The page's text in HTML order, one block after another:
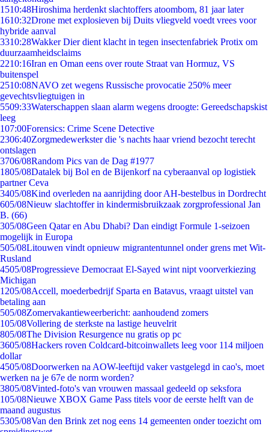
1510:48Hiroshima herdenkt slachtoffers atoombom, 81 jaar later
1610:32Drone met explosieven bij Duits vliegveld voedt vrees voor
hybride aanval
3310:28Wakker Dier dient klacht in tegen insectenfabriek Protix om
duurzaamheidsclaims
2210:16Iran en Oman eens over route Straat van Hormuz, VS
buitenspel
2510:08NAVO zet wegens Russische provocatie 250% meer
gevechtsvliegtuigen in
5509:33Waterschappen slaan alarm wegens droogte: Gereedschapskist
leeg
107:00Forensics: Crime Scene Detective
2306:40Zorgmedewerkster die 's nachts haar vriend bezocht terecht
ontslagen
3706/08Random Pics van de Dag #1977
1805/08Datalek bij Bol en de Bijenkorf na cyberaanval op logistiek
partner Ceva
3405/08Kind overleden na aanrijding door AH-bestelbus in Dordrecht
605/08Nieuw slachtoffer in kindermisbruikzaak zorgprofessional Jan
B. (66)
305/08Geen Qatar en Abu Dhabi? Dan eindigt Formule 1-seizoen
mogelijk in Europa
505/08Litouwen vindt opnieuw migrantentunnel onder grens met Wit-
Rusland
4505/08Progressieve Democraat El-Sayed wint nipt voorverkiezing
Michigan
1205/08Accell, moederbedrijf Sparta en Batavus, vraagt uitstel van
betaling aan
505/08Zomervakantieweerbericht: aanhoudend zomers
105/08Vollering de sterkste na lastige heuvelrit
805/08The Division Resurgence nu gratis op pc
3605/08Hackers roven Coldcard-bitcoinwallets leeg voor 114 miljoen
dollar
4505/08Doorwerken na AOW-leeftijd vaker vastgelegd in cao's, moet
werken na je 67e de norm worden?
3805/08Vinted-foto's van vrouwen massaal gedeeld op seksfora
105/08Nieuwe XBOX Game Pass titels voor de eerste helft van de
maand augustus
5305/08Van den Brink zet nog eens 14 gemeenten onder toezicht om